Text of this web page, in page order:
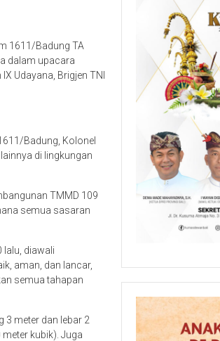
1611/Badung TA
dalam upacara
Udayana, Brigjen TNI
Badung, Kolonel
di lingkungan
TMMD 109
semua sasaran
lalu, diawali
aman, dan lancar,
semua tahapan
3 meter dan lebar 2
kubik). Juga